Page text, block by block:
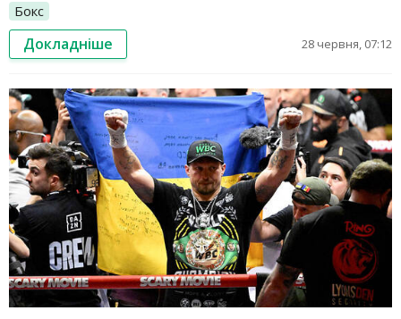
Бокс
Докладніше 28 червня, 07:12